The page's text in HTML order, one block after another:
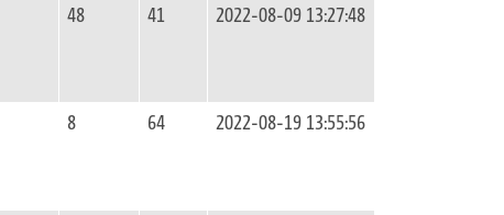
48 41 2022-08-09 13:27:48
8 64 2022-08-19 13:55:56